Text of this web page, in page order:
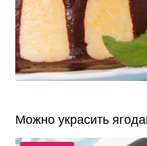
Можно украсить